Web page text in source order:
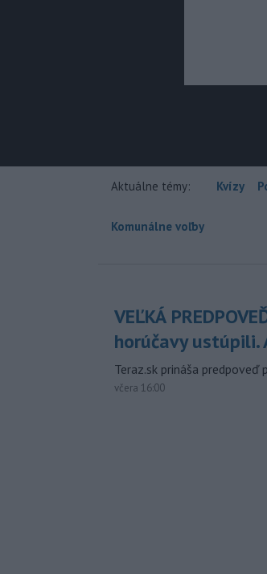
Aktuálne témy: Kvízy
Komunálne voľby
VEĽKÁ
horúčavy ustúpili.
Teraz.sk prináša predpoveď
včera 16:00